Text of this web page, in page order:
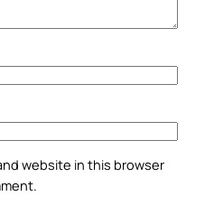
website in this browser